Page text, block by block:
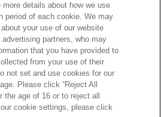
or Share My Personal
Information
報
more details about how we use
period of each cookie. We may
your use of our website
partners, who may
that you have provided to
from your use of their
not set and use cookies for our
Please click “Reject All
the age of 16 or to reject all
cookie settings, please click